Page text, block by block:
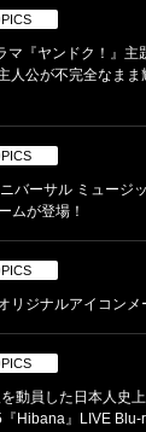
マ『ヤンドク！』主
人公が不完全なま
バーサル ミュージ
ムが登場！
リジナルアイコンメ
動員した日本人史
Hibana』LIVE